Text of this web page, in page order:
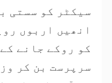
سیکٹر کو سستی
انھیں اربوں
کو روکے جانے
سرپرست بن کر